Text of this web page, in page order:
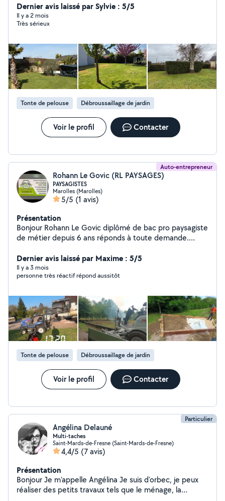
la réduction d'impôt ou l'avance immédiate de 50% sur
votre facture Tonte de pelouse Taille de haie
Débroussaillage Évacuation de déchets verts Broyage
Plantation
Dernier avis laissé par Sylvie : 5/5
Il y a 2 mois
Très sérieux
Tonte de pelouse Débroussaillage de jardin
Voir le profil Contacter
Auto-entrepreneur
Rohann Le Govic (RL PAYSAGES)
PAYSAGISTES
Marolles (Marolles)
5/5 (1 avis)
Présentation
Bonjour Rohann Le Govic diplômé de bac pro paysagiste
de métier depuis 6 ans réponds à toute demande.
RL PAYSAGES réalise : Entretien, Tonte, taille de haie
petite création, maçonnerie, maçonnerie paysager,
terrassement démolition ou Achat revente Location,
Dernier avis laissé par Maxime : 5/5
Il y a 3 mois
personne très réactif répond aussitôt
Tonte de pelouse Débroussaillage de jardin
Voir le profil Contacter
Particulier
Angélina Delauné
Multi-taches
Saint-Mards-de-Fresne (Saint-Mards-de-Fresne)
4,4/5 (7 avis)
Présentation
Bonjour Je m'appelle Angélina Je suis d'orbec, je peux
réaliser des petits travaux tels que le ménage, la